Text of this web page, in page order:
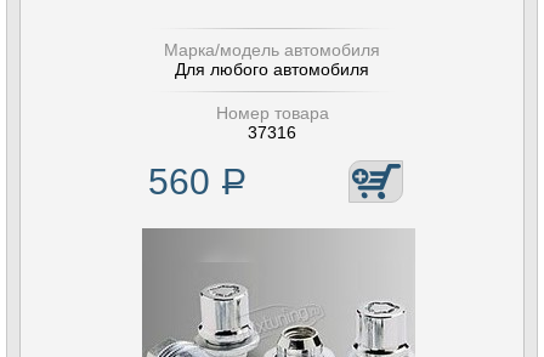
Марка/модель автомобиля
Для любого автомобиля
Номер товара
37316
560 Р